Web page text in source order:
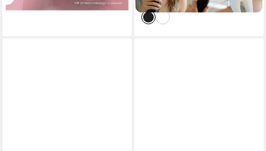
lieferbar - in 2-3 Werktagen bei dir